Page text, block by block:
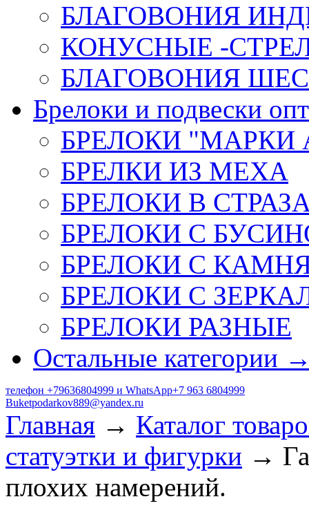
БЛАГОВОНИЯ
КОНУСНЫЕ -
БЛАГОВОНИЯ
Брелоки и подвески
БРЕЛОКИ "МАРКИ
БРЕЛКИ ИЗ МЕХА
БРЕЛОКИ В
БРЕЛОКИ С
БРЕЛОКИ С
БРЕЛОКИ С
БРЕЛОКИ РАЗНЫЕ
Остальные категории
телефон +79636804999 и WhatsApp+7 963 6804999
Buketpodarkov889@yandex.ru
Главная → Каталог
статуэтки и фигурки →
плохих намерений.